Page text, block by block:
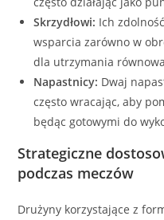
Skrzydłowi: Ich
wsparcia zarówno w
dla utrzymania
Napastnicy: Dwaj
często wracając, aby
będąc gotowymi do
Strategiczne
podczas meczów
Drużyny korzystające z